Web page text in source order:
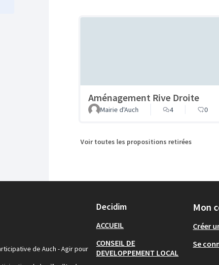
Aménagement Rive Droite
Mairie d'Auch 4 0
Voir toutes les propositions retirées
de Auch - Agir pour
Decidim
ACCUEIL
CONSEIL DE
DEVELOPPEMENT LOCAL
Mon
Créer
Se